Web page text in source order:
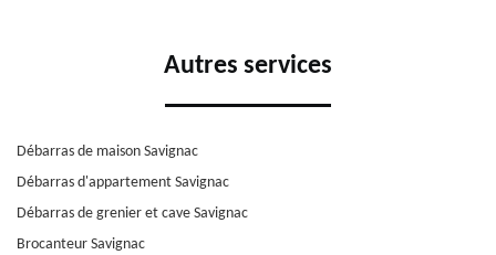
Autres services
Débarras de maison Savignac
Débarras d'appartement Savignac
Débarras de grenier et cave Savignac
Brocanteur Savignac